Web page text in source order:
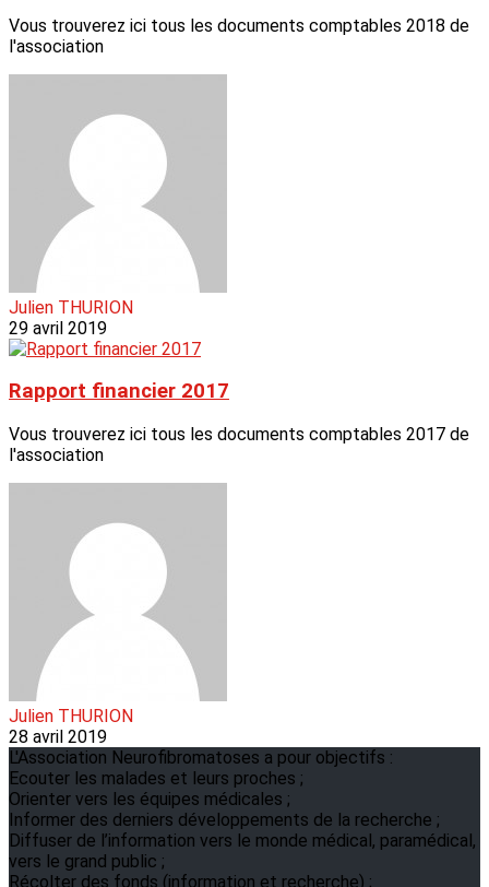
Vous trouverez ici tous les documents comptables 2018 de
l'association
Julien THURION
29 avril 2019
Rapport financier 2017
Vous trouverez ici tous les documents comptables 2017 de
l'association
Julien THURION
28 avril 2019
L'Association Neurofibromatoses a pour objectifs :
Ecouter les malades et leurs proches ;
Orienter vers les équipes médicales ;
Informer des derniers développements de la recherche ;
Diffuser de l’information vers le monde médical, paramédical,
vers le grand public ;
Récolter des fonds (information et recherche) ;